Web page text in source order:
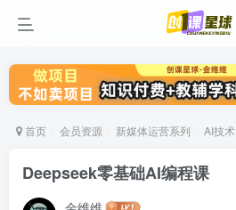
首页 会员资源 新媒体运营系列 AI技术
Deepseek零基础AI编程课